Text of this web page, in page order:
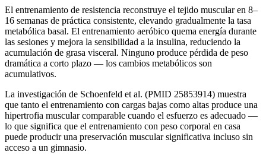
El entrenamiento de resistencia reconstruye el tejido muscular en 8–
16 semanas de práctica consistente, elevando gradualmente la tasa
metabólica basal. El entrenamiento aeróbico quema energía durante
las sesiones y mejora la sensibilidad a la insulina, reduciendo la
acumulación de grasa visceral. Ninguno produce pérdida de peso
dramática a corto plazo — los cambios metabólicos son
acumulativos.
La investigación de Schoenfeld et al. (PMID 25853914) muestra
que tanto el entrenamiento con cargas bajas como altas produce una
hipertrofia muscular comparable cuando el esfuerzo es adecuado —
lo que significa que el entrenamiento con peso corporal en casa
puede producir una preservación muscular significativa incluso sin
acceso a un gimnasio.